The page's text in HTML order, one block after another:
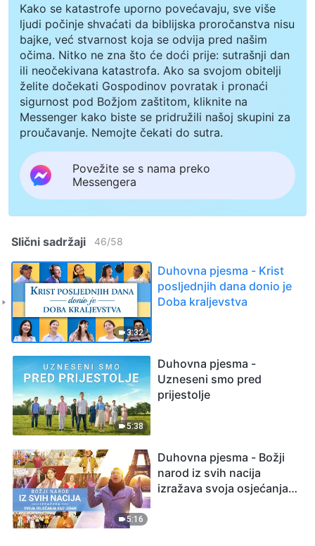
Kako se katastrofe uporno povećavaju, sve više
ljudi počinje shvaćati da biblijska proročanstva nisu
bajke, već stvarnost koja se odvija pred našim
očima. Nitko ne zna što će doći prije: sutrašnji dan
ili neočekivana katastrofa. Ako sa svojom obitelji
želite dočekati Gospodinov povratak i pronaći
sigurnost pod Božjom zaštitom, kliknite na
Messenger kako biste se pridružili našoj skupini za
proučavanje. Nemojte čekati do sutra.
Povežite se s nama preko
Messengera
Slični sadržaji 46/58
3:32
Duhovna pjesma - Krist
posljednjih dana donio je
Doba kraljevstva
5:38
Duhovna pjesma -
Uzneseni smo pred
prijestolje
5:16
Duhovna pjesma - Božji
narod iz svih nacija
izražava svoja osjećanja